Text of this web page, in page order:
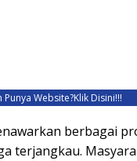
Punya Website?Klik Disini!!!
berbagai
terjangkau.